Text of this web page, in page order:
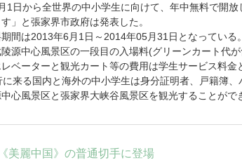
1日から全世界の中小学生に向けて、年中無料で開
」と張家界市政府は発表した。
間は2013年6月1日～2014年05月31日となっている
源中心風景区の一段目の入場料(グリーンカート代
ベーターと観光カート等の費用は学生サービス料金
来る国内と海外の中小学生は身分証明者、戸籍簿
心風景区と張家界大峡谷風景区を観光することがで
美麗中国》の普通切手に登場